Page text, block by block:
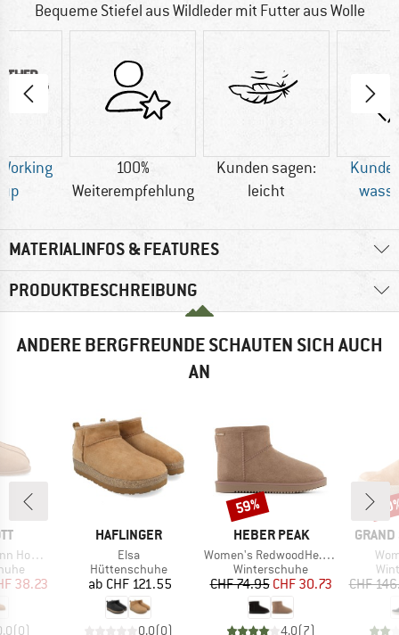
Bequeme Stiefel aus Wildleder mit Futter aus Wolle
100%
Weiterempfehlung
Kunden sagen:
leicht
MATERIALINFOS & FEATURES
PRODUKTBESCHREIBUNG
ANDERE BERGFREUNDE SCHAUTEN SICH AUCH
AN
Slipper
Preis
38.23
(0)
MARKE
HAFLINGER
Artikel
Elsa
Produktgruppe
Hüttenschuhe
Preis
ab CHF 121.55
0.0(0)
MARKE
HEBER PEAK
Artikel
Women's RedwoodHe. Wool WP Winter Boots
Produktgruppe
Winterschuhe
Preis
CHF 74.95reduzierter Preis
CHF 30.73
4.0(7)
Rabatt
59%
MARKE
CHF